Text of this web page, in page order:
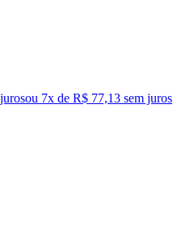
ou 7x de R$ 77,13 sem juros